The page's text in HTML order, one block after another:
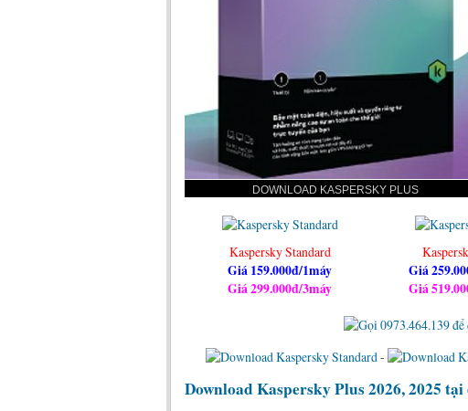
DOWNLOAD KASPERSKY PLUS
Kaspersky Standard
Giá 159.000đ/1máy
Giá 299.000đ/3máy
Giá
Giá
-
Download Kaspersky Plus 2026, 2025